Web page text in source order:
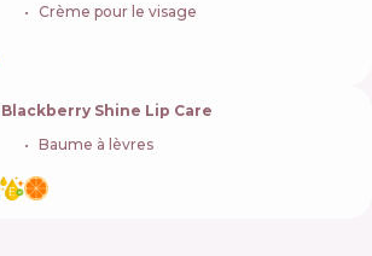
Crème pour le visage
Shine Lip Care
Baume à lèvres